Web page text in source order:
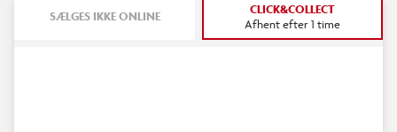
SÆLGES IKKE ONLINE CLICK&COLLECT
Afhent efter 1 time